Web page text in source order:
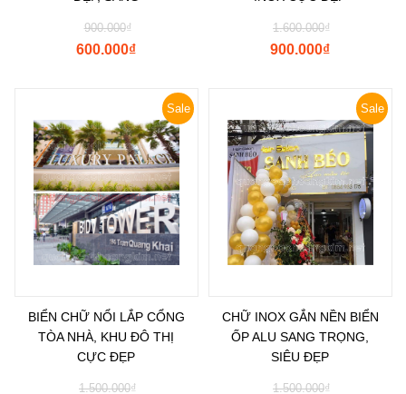
₫
900.000
₫
600.000
₫
1.600.000
₫
900.000
Sale
BIỂN CHỮ NỔI LẮP CỔNG
TÒA NHÀ, KHU ĐÔ THỊ
CỰC ĐẸP
₫
1.500.000
Sale
CHỮ INOX GẮN NỀN BIỂN
ỐP ALU SANG TRỌNG,
SIÊU ĐẸP
₫
1.500.000